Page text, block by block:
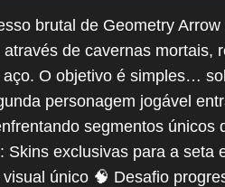
brutal de Geometry
de cavernas
O objetivo é simples…
personagem jogável
segmentos
Skins exclusivas para a
único 🧠 Desafio